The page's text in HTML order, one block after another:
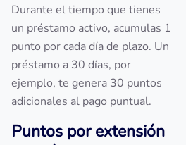
Durante el tiempo que tienes
un préstamo activo, acumulas 1
punto por cada día de plazo. Un
préstamo a 30 días, por
ejemplo, te genera 30 puntos
adicionales al pago puntual.
Puntos por extensión